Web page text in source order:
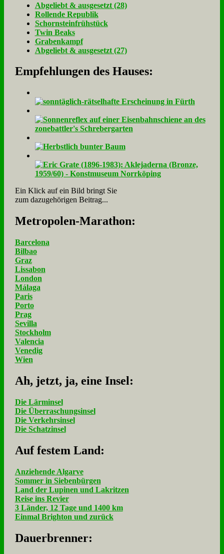
Ab­ge­liebt & aus­ge­setzt (28)
Rol­len­de Re­pu­blik
Schorn­stein­früh­stück
Twin Beaks
Gra­ben­kampf
Ab­ge­liebt & aus­ge­setzt (27)
Empfehlungen des Hauses:
Ein Klick auf ein Bild bringt Sie
zum dazugehörigen Beitrag...
Me­tro­po­len-Ma­ra­thon:
Barcelona
Bilbao
Graz
Lissabon
London
Málaga
Paris
Porto
Prag
Sevilla
Stockholm
Valencia
Venedig
Wien
Ah, jetzt, ja, ei­ne In­sel:
Die Lärminsel
Die Überraschungsinsel
Die Verkehrsinsel
Die Schatzinsel
Auf fe­stem Land:
Anziehende Algarve
Sommer in Siebenbürgen
Land der Lupinen und Lakritzen
Reise ins Revier
3 Länder, 12 Tage und 1400 km
Einmal Brighton und zurück
Dau­er­bren­ner: